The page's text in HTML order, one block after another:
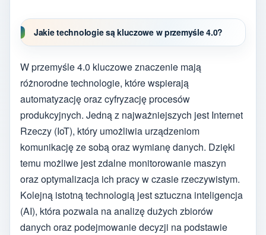
Jakie technologie są kluczowe w przemyśle 4.0?
W przemyśle 4.0 kluczowe znaczenie mają
różnorodne technologie, które wspierają
automatyzację oraz cyfryzację procesów
produkcyjnych. Jedną z najważniejszych jest Internet
Rzeczy (IoT), który umożliwia urządzeniom
komunikację ze sobą oraz wymianę danych. Dzięki
temu możliwe jest zdalne monitorowanie maszyn
oraz optymalizacja ich pracy w czasie rzeczywistym.
Kolejną istotną technologią jest sztuczna inteligencja
(AI), która pozwala na analizę dużych zbiorów
danych oraz podejmowanie decyzji na podstawie